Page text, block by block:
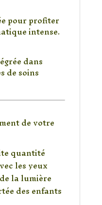
pour profiter
intense.
dans
de soins
de votre
quantité
les yeux
la lumière
des enfants